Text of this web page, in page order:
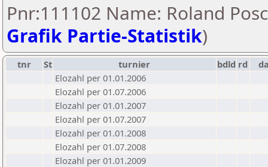
Pnr:111102 Name: Roland
Grafik Partie-Statistik)
tnr St turnier bdld rd
Elozahl per 01.01.2006
Elozahl per 01.07.2006
Elozahl per 01.01.2007
Elozahl per 01.07.2007
Elozahl per 01.01.2008
Elozahl per 01.07.2008
Elozahl per 01.01.2009